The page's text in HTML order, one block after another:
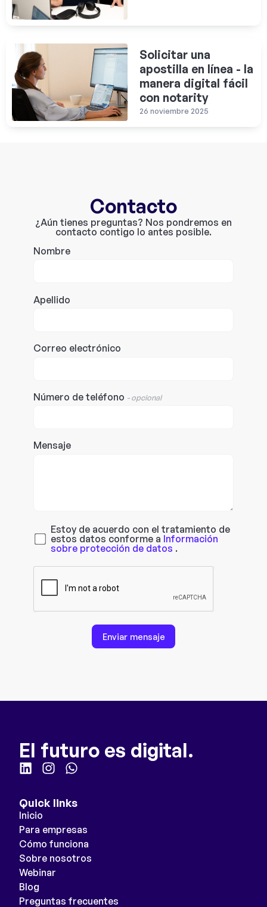
Solicitar una
apostilla en línea - la
manera digital fácil
con notarity
26 noviembre 2025
Contacto
¿Aún tienes preguntas? Nos pondremos en
contacto contigo lo antes posible.
Nombre
Apellido
Correo electrónico
Número de teléfono - opcional
Mensaje
Estoy de acuerdo con el tratamiento de
estos datos conforme a Información
sobre protección de datos .
Enviar mensaje
El futuro es digital.
Quick links
Inicio
Para empresas
Cómo funciona
Sobre nosotros
Webinar
Blog
Preguntas frecuentes